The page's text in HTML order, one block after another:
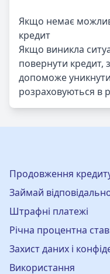
Якщо немає
кредит
Якщо виникла
повернути кредит,
допоможе уникнути
розраховуються в
Продовження
Займай
Штрафні платежі
Річна процентна
Захист даних і
Використання